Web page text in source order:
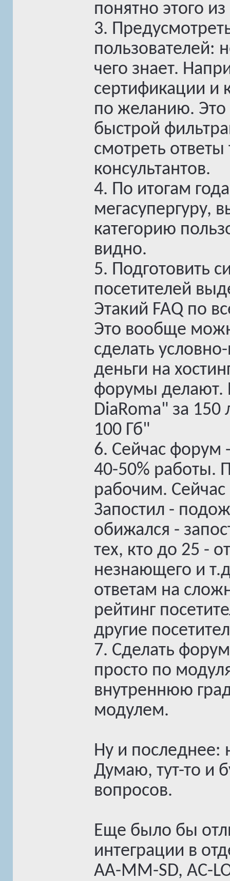
понятно этого
3.
пользователей:
чего знает.
сертификации и
по желанию. Это
быстрой
смотреть
консультантов.
4. По итогам
мегасупергуру,
категорию
видно.
5. Подготовить
посетителей
Этакий FAQ по
Это вообще
сделать
деньги на
форумы делают.
DiaRoma" за
100 Гб"
6. Сейчас форум
40-50% работы.
рабочим.
Запостил -
обижался -
тех, кто до 25 -
незнающего и
ответам на
рейтинг
другие
7. Сделать
просто по
внутреннюю
модулем.
Ну и последнее:
Думаю, тут-то и
вопросов.
Еще было бы
интеграции в
AA-MM-SD, AC-